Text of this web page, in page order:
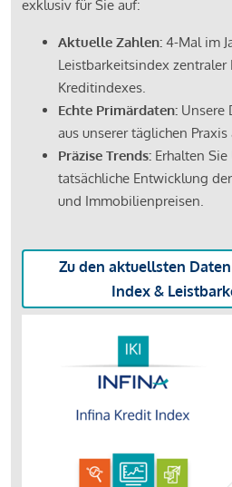
exklusiv für Sie auf:
Aktuelle Zahlen: 4-Mal im
Leistbarkeitsindex
Kreditindexes.
Echte Primärdaten: Unsere
aus unserer täglichen
Präzise Trends: Erhalten
tatsächliche Entwicklung
und Immobilienpreisen.
Zu den aktuellsten
Index &